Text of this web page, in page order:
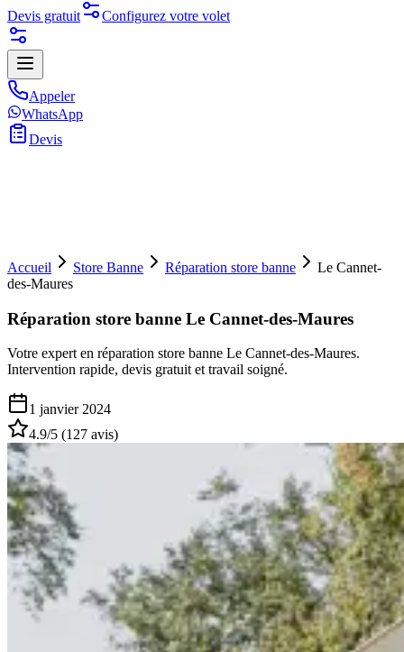
Devis gratuit
Configurez votre volet
Appeler
WhatsApp
Devis
Accueil Store Banne Réparation store banne
Le Cannet-
des-Maures
Réparation store banne Le Cannet-des-Maures
Votre expert en réparation store banne Le Cannet-des-Maures.
Intervention rapide, devis gratuit et travail soigné.
1 janvier 2024
4.9/5 (127 avis)